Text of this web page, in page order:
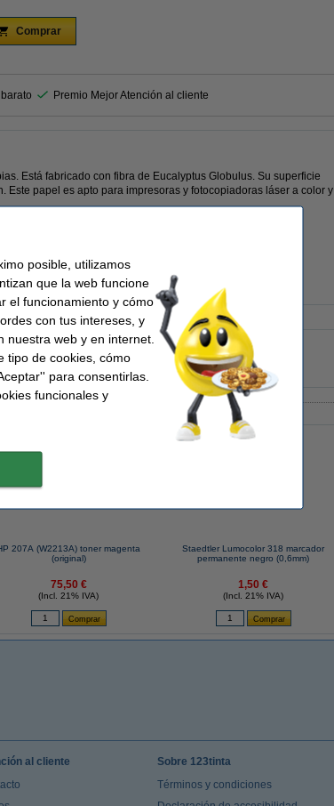
Comprar
Premio Mejor Atención al cliente
Está fabricado con fibra de Eucalyptus Globulus. Su superficie
papel es apto para impresoras y fotocopiadoras láser a color y
Tamaño papel:
A4
Cantidad:
10.000 hojas
Unidad de embalaje: -
207A (W2213A) toner magenta
(original)
75,50 €
(Incl. 21% IVA)
Staedtler Lumocolor 318 marcador
permanente negro (0,6mm)
1,50 €
(Incl. 21% IVA)
al cliente
Sobre 123tinta
Términos y condiciones
posible, utilizamos
que la web funcione
el funcionamiento y cómo
con tus intereses, y
nuestra web y en internet.
tipo de cookies, cómo
para consentirlas.
funcionales y